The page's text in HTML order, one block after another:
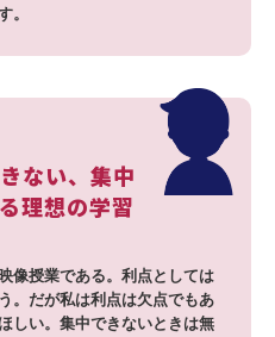
。
ない、集中
理想の学習
像授業である。利点としては
。だが私は利点は欠点でもあ
しい。集中できないときは無